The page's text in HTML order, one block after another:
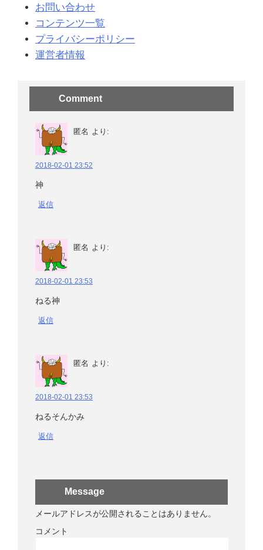
お問い合わせ
コンテンツ一覧
プライバシーポリシー
運営者情報
Comment
匿名 より:
2018-02-01 23:52
神
返信
匿名 より:
2018-02-01 23:53
ねる神
返信
匿名 より:
2018-02-01 23:53
ねるそんかみ
返信
Message
メールアドレスが公開されることはありません。
コメント